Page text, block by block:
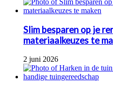
Slim besparen op je
materiaalkeuzes te
2 juni 2026